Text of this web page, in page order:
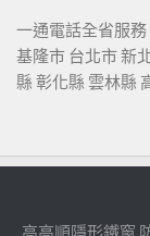
一通電話全省服務
基隆市 台北市 新
縣 彰化縣 雲林縣